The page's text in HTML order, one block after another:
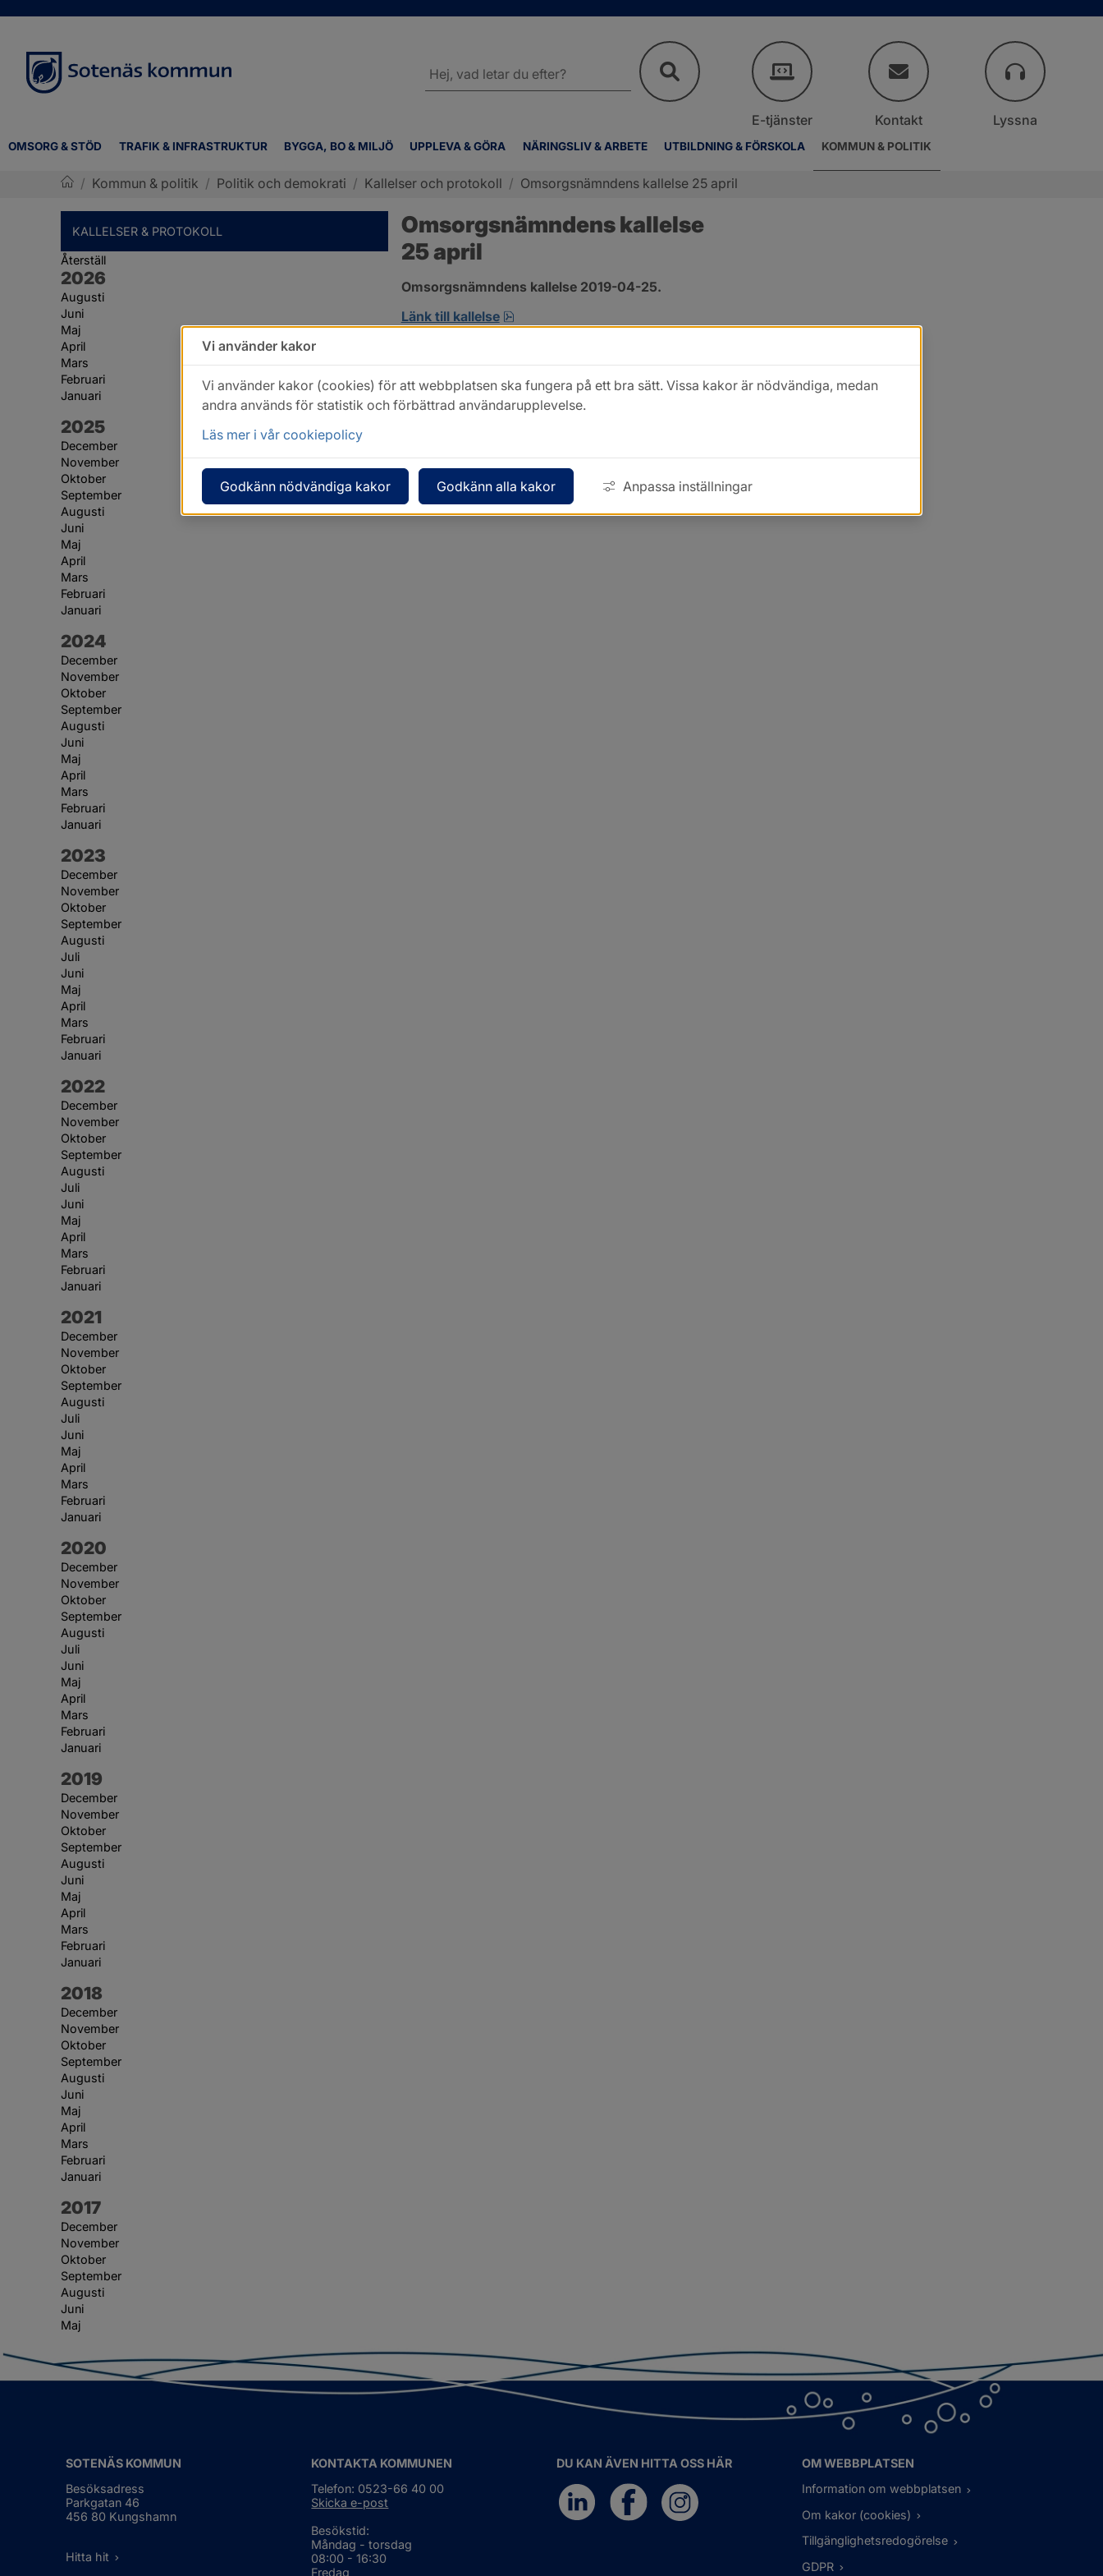
OMSORG & STÖD TRAFIK & INFRASTRUKTUR BYGGA, BO & MILJÖ UPPLEVA & GÖRA NÄRINGSLIV & ARBETE UTBILDNING & FÖRSKOLA KOMMUN & POLITIK
webbplatsen
E-tjänster Kontakt Lyssna
/ Kommun & politik / Politik och demokrati / Kallelser och protokoll / Omsorgsnämndens kallelse 25 april
KALLELSER & PROTOKOLL
Återställ
År:
2026
Augusti
Juni
Maj
April
Mars
Februari
Januari
År:
2025
December
November
Oktober
September
Augusti
Juni
Maj
April
Mars
Februari
Januari
År:
2024
December
November
Oktober
September
Augusti
Juni
Maj
April
Mars
Februari
Januari
År:
2023
December
November
Oktober
September
Augusti
Juli
Juni
Maj
April
Mars
Februari
Januari
År:
2022
December
November
Oktober
September
Augusti
Juli
Juni
Maj
April
Mars
Februari
Januari
År:
2021
December
November
Oktober
September
Augusti
Juli
Juni
Maj
April
Mars
Februari
Januari
År:
2020
December
November
Oktober
September
Augusti
Juli
Juni
Maj
April
Mars
Februari
Januari
År:
2019
December
November
Oktober
September
Augusti
Juni
Maj
April
Mars
Februari
Januari
År:
2018
December
November
Oktober
September
Augusti
Juni
Maj
April
Mars
Februari
Januari
År:
2017
December
November
Oktober
September
Augusti
Juni
Maj
Omsorgsnämndens kallelse
25 april
Omsorgsnämndens kallelse 2019-04-25.
Länk till kallelse
pdf, öppnas i nytt fönster.
SOTENÄS KOMMUN
Besöksadress
Parkgatan 46
456 80 Kungshamn
Hitta hit
KONTAKTA KOMMUNEN
Telefon: 0523-66 40 00
Skicka e-post
Besökstid:
Måndag - torsdag
08:00 - 16:30
Fredag
DU KAN ÄVEN HITTA OSS HÄR
OM WEBBPLATSEN
Information om webbplatsen
Om kakor (cookies)
Tillgänglighetsredogörelse
GDPR
Vi använder kakor
Vi använder kakor (cookies) för att webbplatsen ska fungera på ett bra sätt. Vissa kakor är nödvändiga, medan
andra används för statistik och förbättrad användarupplevelse.
Läs mer i vår cookiepolicy
Godkänn nödvändiga kakor Godkänn alla kakor Anpassa inställningar